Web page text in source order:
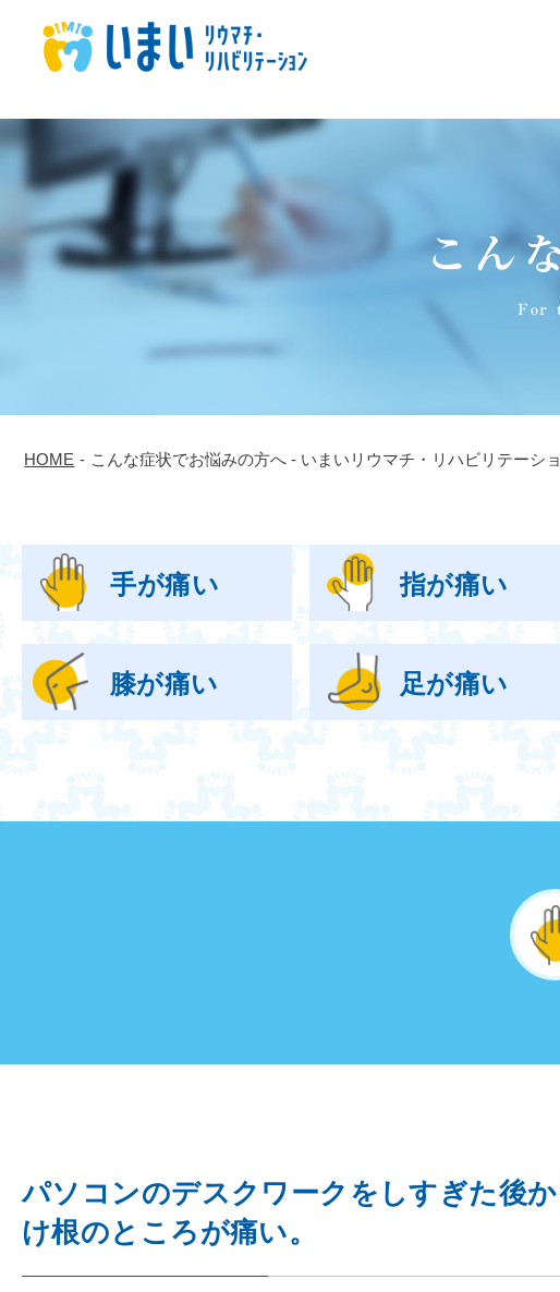
こん
For
HOME - こんな症状でお悩みの方へ - いまいリウマチ・リハビリテーシ
手が痛い 指が痛い
膝が痛い 足が痛い
パソコンのデスクワークをしすぎた後
け根のところが痛い。